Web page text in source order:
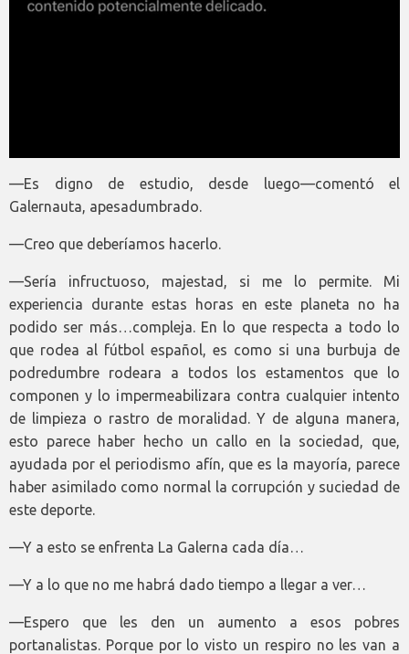
—Es digno de estudio, desde luego—comentó el
Galernauta, apesadumbrado.
—Creo que deberíamos hacerlo.
—Sería infructuoso, majestad, si me lo permite. Mi
experiencia durante estas horas en este planeta no ha
podido ser más…compleja. En lo que respecta a todo lo
que rodea al fútbol español, es como si una burbuja de
podredumbre rodeara a todos los estamentos que lo
componen y lo impermeabilizara contra cualquier intento
de limpieza o rastro de moralidad. Y de alguna manera,
esto parece haber hecho un callo en la sociedad, que,
ayudada por el periodismo afín, que es la mayoría, parece
haber asimilado como normal la corrupción y suciedad de
este deporte.
—Y a esto se enfrenta La Galerna cada día…
—Y a lo que no me habrá dado tiempo a llegar a ver…
—Espero que les den un aumento a esos pobres
portanalistas. Porque por lo visto un respiro no les van a